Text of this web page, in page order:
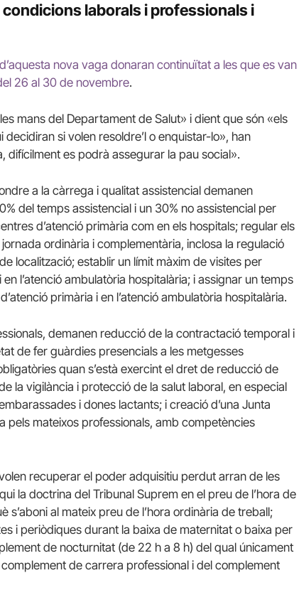
laborals i professionals i
nova vaga donaran continuïtat a les que es van
26 al 30 de novembre.
mans del Departament de Salut» i dient que són «els
si volen resoldre’l o enquistar-lo», han
difícilment es podrà assegurar la pau social».
a la càrrega i qualitat assistencial demanen
del temps assistencial i un 30% no assistencial per
d’atenció primària com en els hospitals; regular els
ordinària i complementària, inclosa la regulació
localització; establir un límit màxim de visites per
l’atenció ambulatòria hospitalària; i assignar un temps
primària i en l’atenció ambulatòria hospitalària.
demanen reducció de la contractació temporal i
de fer guàrdies presencials a les metgesses
quan s’està exercint el dret de reducció de
la vigilància i protecció de la salut laboral, en especial
i dones lactants; i creació d’una Junta
pels mateixos professionals, amb competències
recuperar el poder adquisitiu perdut arran de les
la doctrina del Tribunal Suprem en el preu de l’hora de
al mateix preu de l’hora ordinària de treball;
i periòdiques durant la baixa de maternitat o baixa per
de nocturnitat (de 22 h a 8 h) del qual únicament
de carrera professional i del complement